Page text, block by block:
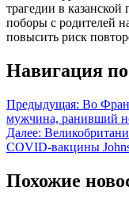
трагедии в
поборы с родителей
повысить риск
Навигация
Предыдущая: Во
мужчина, ранивший
Далее:
COVID-вакцины
Похожие